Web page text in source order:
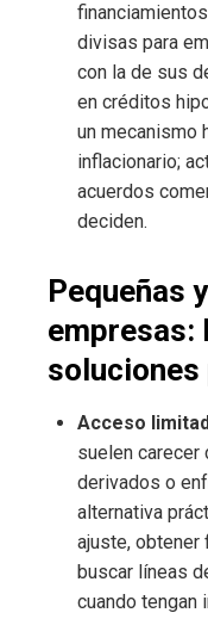
divisas para
con la de sus
en créditos
un mecanismo
inflacionario;
acuerdos
deciden.
Pequeñas
empresas:
Acceso
suelen carecer
derivados o
alternativa
ajuste, obtener
buscar líneas
cuando tengan